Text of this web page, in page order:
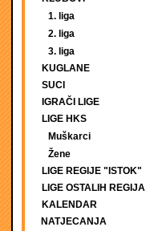
1. liga
2. liga
3. liga
KUGLANE
SUCI
IGRAČI LIGE
LIGE HKS
Muškarci
Žene
LIGE REGIJE "ISTOK"
LIGE OSTALIH REGIJA
KALENDAR
NATJECANJA